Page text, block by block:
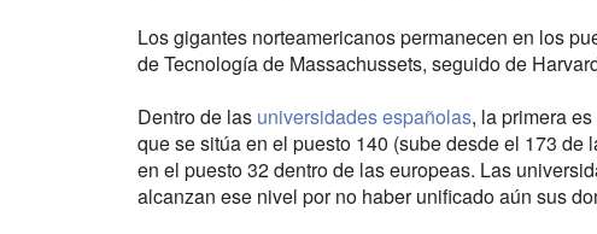
Los gigantes norteamericanos permanecen en los
de Tecnología de Massachussets, seguido de
Dentro de las universidades españolas, la primera
que se sitúa en el puesto 140 (sube desde el 173
en el puesto 32 dentro de las europeas. Las
alcanzan ese nivel por no haber unificado aún sus